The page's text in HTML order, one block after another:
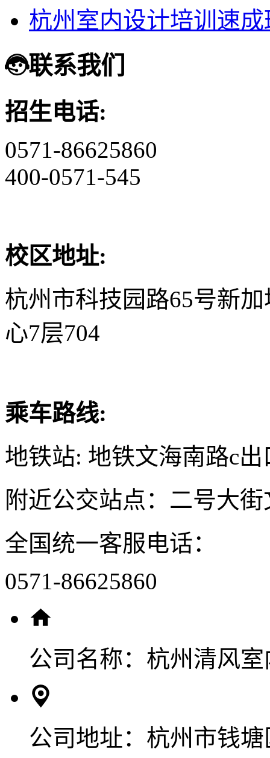
杭州室内设计培训速成
联系我们
招生电话:
0571-86625860
400-0571-545
校区地址:
杭州市科技园路65号新
心7层704
乘车路线:
地铁站: 地铁文海南路c出
附近公交站点：二号大
全国统一客服电话：
0571-86625860
公司名称： 杭州清风
公司地址： 杭州市钱